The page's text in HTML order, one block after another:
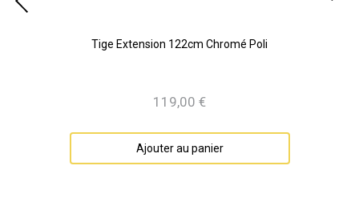
Tige Extension 122cm Chromé Poli
Prix
119,00 €
Ajouter au panier